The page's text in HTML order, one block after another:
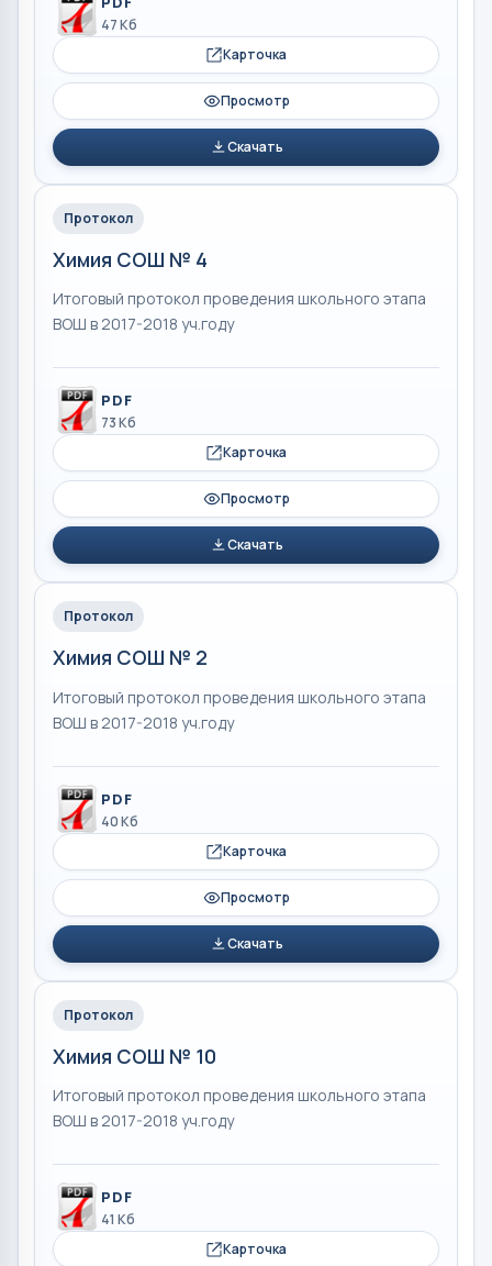
47 Кб
Карточка
Просмотр
Скачать
Протокол
Химия СОШ № 4
Итоговый протокол проведения школьного этапа
ВОШ в 2017-2018 уч.году
PDF
73 Кб
Карточка
Просмотр
Скачать
Протокол
Химия СОШ № 2
Итоговый протокол проведения школьного этапа
ВОШ в 2017-2018 уч.году
PDF
40 Кб
Карточка
Просмотр
Скачать
Протокол
Химия СОШ № 10
Итоговый протокол проведения школьного этапа
ВОШ в 2017-2018 уч.году
PDF
41 Кб
Карточка